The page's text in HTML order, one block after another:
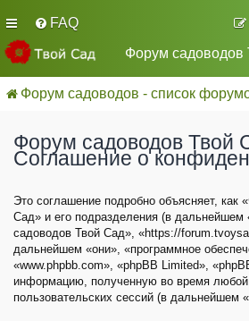
FAQ
Форум садоводов
Форум садоводов - список
Форум садоводов Твой
Соглашение о
Это соглашение подробно объясняет, как
Сад» и его подразделения (в
садоводов Твой Сад», «https://
дальнейшем «они», «программное
«www.phpbb.com», «phpBB Limited»,
информацию, полученную во время
пользовательских сессий (в дальнейшем